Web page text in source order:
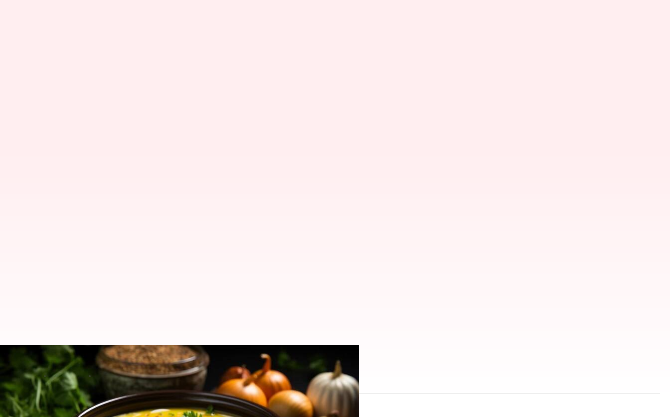
सब्जी को स्वादिष्ट बनाने के लिए इन 5 सामग्री का करें शामिल
अंजली Mar 21, 2025 06:27 pm
क्या है खबर?